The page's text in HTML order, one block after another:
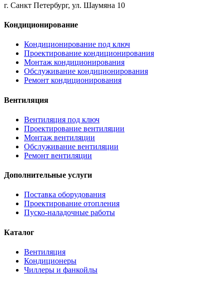
г. Санкт Петербург, ул. Шаумяна 10
Кондиционирование
Кондиционирование под ключ
Проектирование кондиционирования
Монтаж кондиционирования
Обслуживание кондиционирования
Ремонт кондиционирования
Вентиляция
Вентиляция под ключ
Проектирование вентиляции
Монтаж вентиляции
Обслуживание вентиляции
Ремонт вентиляции
Дополнительные услуги
Поставка оборудования
Проектирование отопления
Пуско-наладочные работы
Каталог
Вентиляция
Кондиционеры
Чиллеры и фанкойлы